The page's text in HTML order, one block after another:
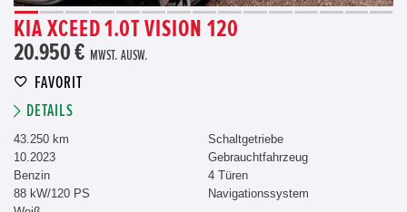
KIA XCEED 1.0T VISION 120
20.950 € MWST. AUSW.
FAVORIT
DETAILS
43.250 km
10.2023
Benzin
88 kW/120 PS
Schaltgetriebe
Gebrauchtfahrzeug
4 Türen
Navigationssystem